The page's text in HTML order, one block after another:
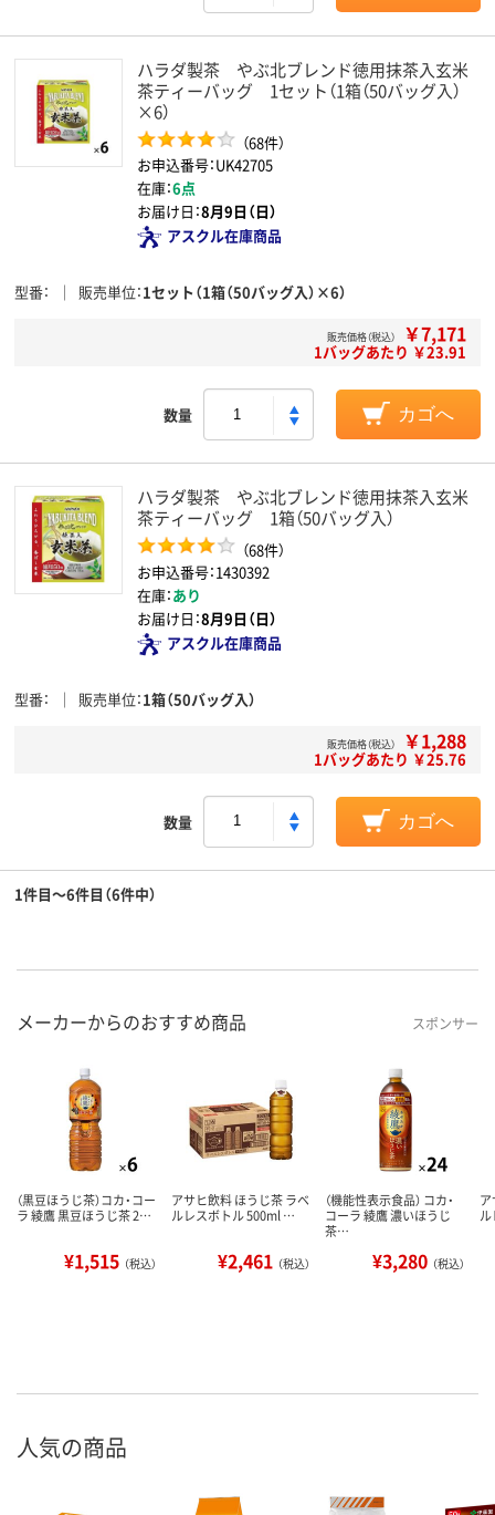
ハラダ製茶 やぶ北ブレンド徳用抹茶入玄米
茶ティーバッグ 1セット（1箱（50バッグ入）
×6）
（68件）
お申込番号：UK42705
在庫：6点
お届け日：8月9日（日）
アスクル在庫商品
型番 販売単位 1セット（1箱（50バッグ入）×6）
販売価格（税込） ￥7,171
1バッグあたり ￥23.91
数量 カゴへ
ハラダ製茶 やぶ北ブレンド徳用抹茶入玄米
茶ティーバッグ 1箱（50バッグ入）
（68件）
お申込番号：1430392
在庫：あり
お届け日：8月9日（日）
アスクル在庫商品
型番 販売単位 1箱（50バッグ入）
販売価格（税込） ￥1,288
1バッグあたり ￥25.76
数量 カゴへ
1件目～6件目（6件中）
メーカーからのおすすめ商品 スポンサー
（黒豆ほうじ茶）コカ・コー
ラ 綾鷹 黒豆ほうじ茶 2…
¥1,515 （税込）
アサヒ飲料 ほうじ茶 ラベ
ルレスボトル 500ml …
¥2,461 （税込）
（機能性表示食品） コカ・
コーラ 綾鷹 濃いほうじ
茶…
¥3,280 （税込）
人気の商品